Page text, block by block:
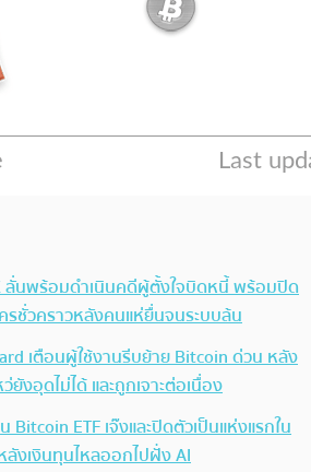
ลั่นพร้อมดำเนินคดีผู้ตั้งใจบิดหนี้ พร้อมปิด
รชั่วคราวหลังคนแห่ยื่นจนระบบล้น
เตือนผู้ใช้งานรีบย้าย Bitcoin ด่วน หลัง
ยังอุดไม่ได้ และถูกเจาะต่อเนื่อง
Bitcoin ETF เจ๊งและปิดตัวเป็นแห่งแรกใน
งเงินทุนไหลออกไปฝั่ง AI